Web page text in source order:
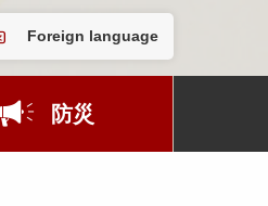
Foreign language
防災